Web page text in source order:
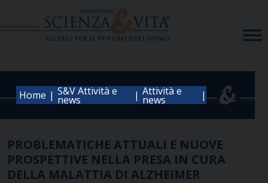
Home | S&V Attività e
news | Attività e
news |
PROBLEMATICHE ATTUALI E NUOVE
PROSPETTIVE NELLA PRESA IN CURA
DELLA MALATTIA DI ALZHEIMER